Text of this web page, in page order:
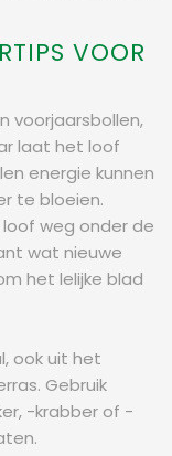
VOOR
voorjaarsbollen,
laat het loof
energie kunnen
te bloeien.
weg onder de
wat nieuwe
het lelijke blad
ook uit het
Gebruik
-krabber of -